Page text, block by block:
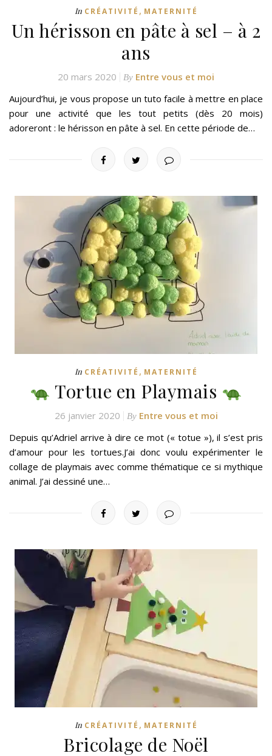
In CRÉATIVITÉ , MATERNITÉ
Un hérisson en pâte à sel – à 2
ans
20 mars 2020 By Entre vous et moi
Aujourd’hui, je vous propose un tuto facile à mettre en place
pour une activité que les tout petits (dès 20 mois)
adoreront : le hérisson en pâte à sel. En cette période de…
In CRÉATIVITÉ , MATERNITÉ
Tortue en Playmais
26 janvier 2020 By Entre vous et moi
Depuis qu’Adriel arrive à dire ce mot (« totue »), il s’est pris
d’amour pour les tortues.J’ai donc voulu expérimenter le
collage de playmais avec comme thématique ce si mythique
animal. J’ai dessiné une…
In CRÉATIVITÉ , MATERNITÉ
Bricolage de Noël